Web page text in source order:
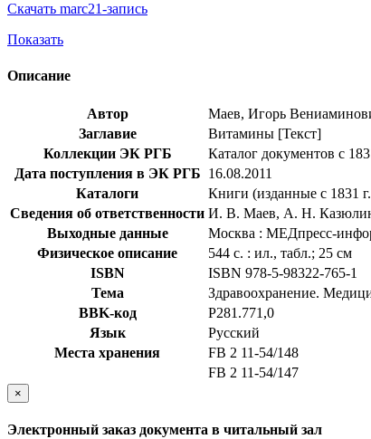
Скачать marc21-запись
Показать
Описание
Автор
Маев, Игорь
Заглавие
Витамины [Текст]
Коллекции ЭК РГБ
Каталог документов с
Дата поступления в ЭК РГБ 16.08.2011
Каталоги
Книги (изданные с 1831
Сведения об ответственности И. В. Маев, А. Н.
Выходные данные
Москва : МЕДпресс-
Физическое описание
544 с. : ил., табл.; 25 см
ISBN
ISBN 978-5-98322-765-1
Тема
Здравоохранение.
BBK-код
Р281.771,0
Язык
Русский
Места хранения
FB 2 11-54/148
FB 2 11-54/147
×
Электронный заказ документа в читальный зал